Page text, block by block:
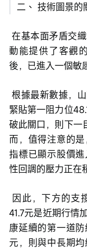
二、 技術圖景的
在基本面矛盾交織的背景下，技術圖表為判斷短期
動能提供了客觀
後，已進入一個敏
根據最新數據，山東黃金的股價在快速拉升後，正
緊貼第一阻力位
破此關口，則下一
而，值得注意的
指標已顯示股價
性回調的壓力正在
41.7元是近期行情
康延續的第一道
元，則與中長期